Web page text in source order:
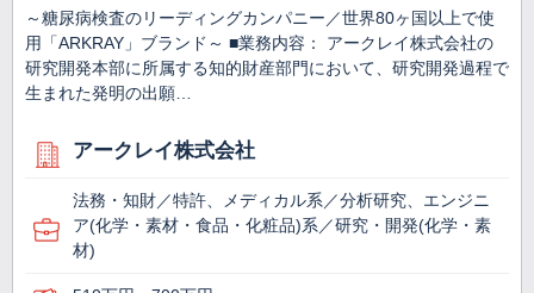
～糖尿病検査のリーディングカンパニー／世界80ヶ国以上で使
用「ARKRAY」ブランド～ ■業務内容： アークレイ株式会社の
研究開発本部に所属する知的財産部門において、研究開発過程で
生まれた発明の出願…
アークレイ株式会社
法務・知財／特許、メディカル系／分析研究、エンジニ
ア(化学・素材・食品・化粧品)系／研究・開発(化学・素
材)